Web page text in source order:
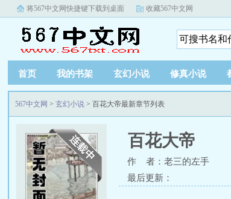
将567中文网快捷键下载到桌面 收藏567中文网
首页 我的书架 玄幻小说 修真小说
567中文网 > 玄幻小说 > 百花大帝最新章节列表
百花大帝
作 者：老三的左手
最后更新：